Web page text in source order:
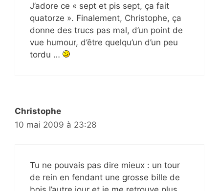
J’adore ce « sept et pis sept, ça fait
quatorze ». Finalement, Christophe, ça
donne des trucs pas mal, d’un point de
vue humour, d’être quelqu’un d’un peu
tordu …
Christophe
10 mai 2009 à 23:28
Tu ne pouvais pas dire mieux : un tour
de rein en fendant une grosse bille de